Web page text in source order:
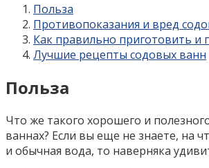
Польза
Противопоказания и вред
Как правильно приготовить и
Лучшие рецепты содовых ванн
Польза
Что же такого хорошего и
ваннах? Если вы еще не знаете, на
и обычная вода, то наверняка